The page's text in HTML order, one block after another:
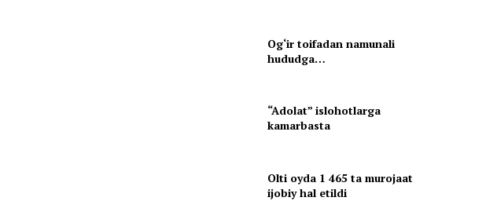
Og‘ir toifadan namunali
hududga…
“Adolat” islohotlarga
kamarbasta
Olti oyda 1 465 ta murojaat
ijobiy hal etildi